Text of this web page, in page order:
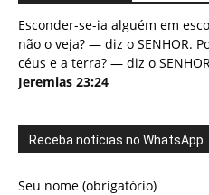
Esconder-se-ia alguém em
não o veja? — diz o SENHOR.
céus e a terra? — diz o
Jeremias 23:24
Receba notícias no WhatsApp
Seu nome (obrigatório)